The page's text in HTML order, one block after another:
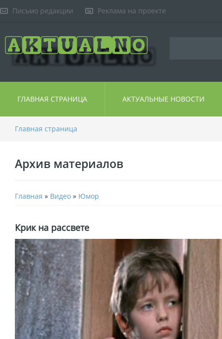
Письмо редакции Реклама на проекте
ГЛАВНАЯ СТРАНИЦА АКТУАЛЬНЫЕ НОВОСТИ
Главная страница
Архив материалов
Главная » Видео » Юмор
Крик на рассвете